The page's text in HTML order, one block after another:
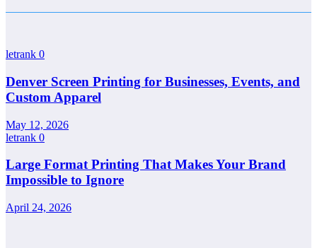
letrank 0
Denver Screen Printing for Businesses, Events, and
Custom Apparel
May 12, 2026
letrank 0
Large Format Printing That Makes Your Brand
Impossible to Ignore
April 24, 2026